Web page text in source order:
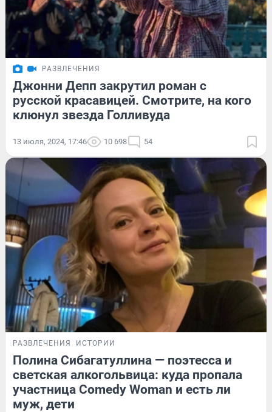
РАЗВЛЕЧЕНИЯ
Джонни Депп закрутил роман с
русской красавицей. Смотрите, на кого
клюнул звезда Голливуда
13 июля, 2024, 17:46 10 698 54
РАЗВЛЕЧЕНИЯ ИСТОРИИ
Полина Сибагатуллина — поэтесса и
светская алкогольвица: куда пропала
участница Comedy Woman и есть ли
муж, дети